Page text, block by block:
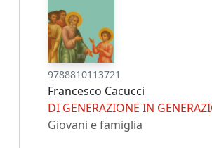
9788810113721
Francesco Cacucci
DI GENERAZIONE IN
Giovani e famiglia